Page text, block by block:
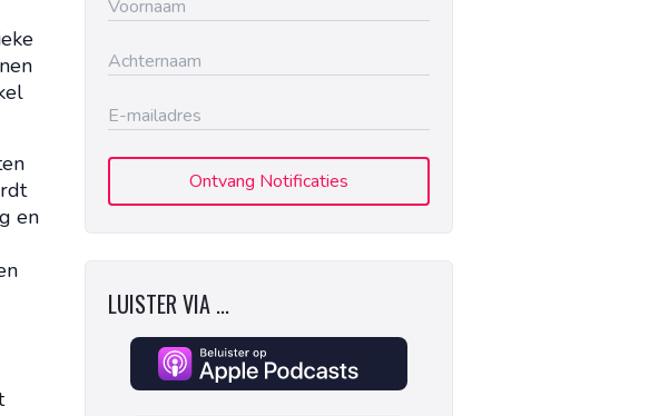
en
Ontvang Notificaties
LUISTER VIA ...